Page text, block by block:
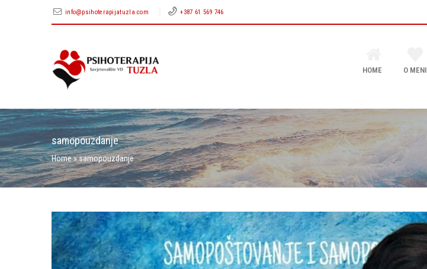
info@psihoterapijatuzla.com +387 61 569 746
HOME O MENI
samopouzdanje
Home»samopouzdanje